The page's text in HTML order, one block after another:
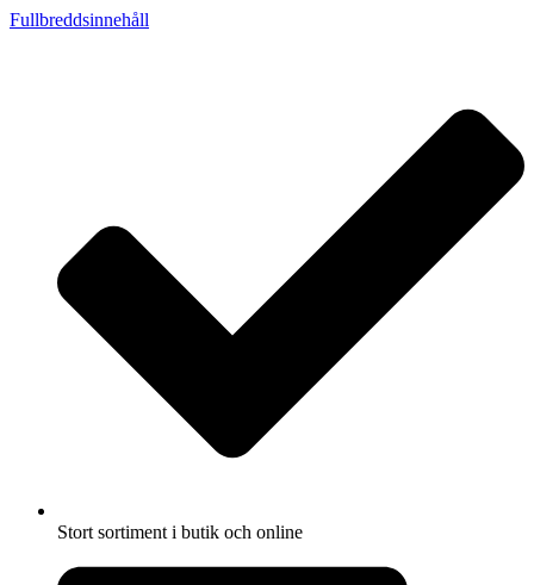
Fullbreddsinnehåll
Stort sortiment i butik och online